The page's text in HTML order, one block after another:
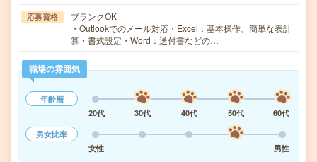
応募資格
ブランクOK
・Outlookでのメール対応・Excel：基本操作、簡単な表計
算・書式設定・Word：送付書などの…
職場の雰囲気
年齢層
20代
30代 40代 50代
60代
男女比率
女性
男性